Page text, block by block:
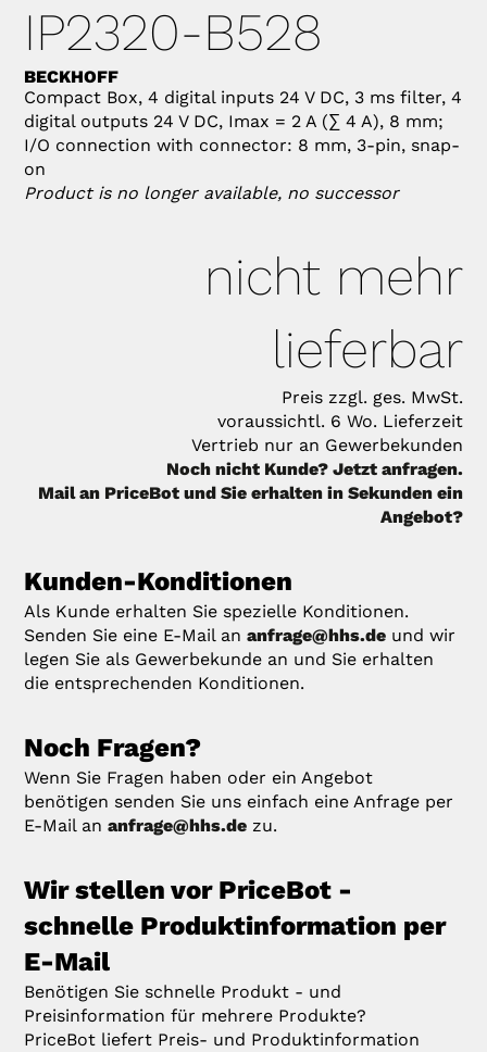
IP2320-B528
BECKHOFF
Compact Box, 4 digital inputs 24 V DC, 3 ms filter, 4
digital outputs 24 V DC, Imax = 2 A (∑ 4 A), 8 mm;
I/O connection with connector: 8 mm, 3-pin, snap-
on
Product is no longer available, no successor
nicht mehr
lieferbar
Preis zzgl. ges. MwSt.
voraussichtl. 6 Wo. Lieferzeit
Vertrieb nur an Gewerbekunden
Noch nicht Kunde? Jetzt anfragen.
Mail an PriceBot und Sie erhalten in Sekunden ein
Angebot?
Kunden-Konditionen
Als Kunde erhalten Sie spezielle Konditionen.
Senden Sie eine E-Mail ananfrage@hhs.de und wir
legen Sie als Gewerbekunde an und Sie erhalten
die entsprechenden Konditionen.
Noch Fragen?
Wenn Sie Fragen haben oder ein Angebot
benötigen senden Sie uns einfach eine Anfrage per
E-Mail ananfrage@hhs.de zu.
Wir stellen vor PriceBot -
schnelle Produktinformation per
E-Mail
Benötigen Sie schnelle Produkt - und
Preisinformation für mehrere Produkte?
PriceBot liefert Preis- und Produktinformation